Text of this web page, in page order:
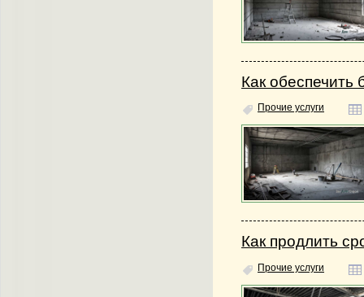
Как обеспечить
Прочие услуги
Как продлить
Прочие услуги